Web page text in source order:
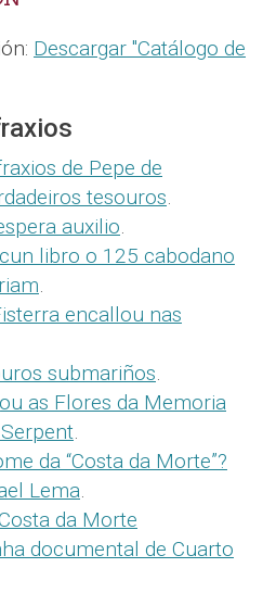
Descargar "Catálogo de
de Pepe de
tesouros.
auxilio.
libro o 125 cabodano
.
encallou nas
submariños.
as Flores da Memoria
.
da “Costa da Morte”?
Lema.
da Morte
documental de Cuarto